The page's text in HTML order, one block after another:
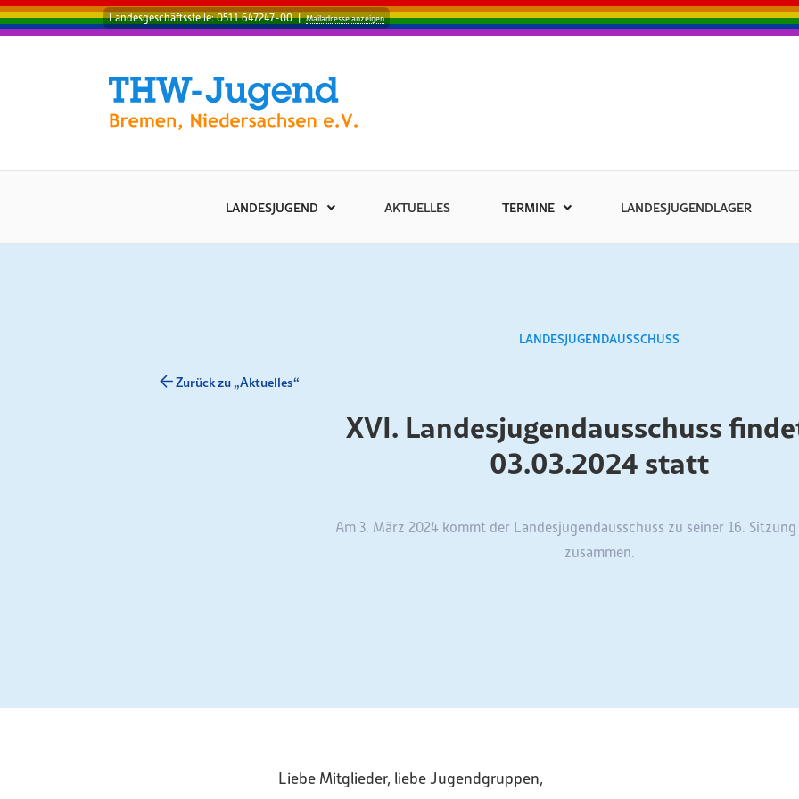
Landesgeschäftsstelle: 0511 647247-00 | Mailadresse anzeigen
LANDESJUGEND AKTUELLES TERMINE LANDESJUGENDLAGER
LANDESJUGENDAUSSCHUSS
XVI. Landesjugendausschuss
03.03.2024 statt
Am 3. März 2024 kommt der Landesjugendausschuss zu seiner 16.
zusammen.
Zurück zu „Aktuelles“
Liebe Mitglieder, liebe Jugendgruppen,